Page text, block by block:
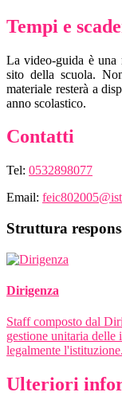
Tempi e
La video-guida è una
sito della scuola.
materiale resterà a
anno scolastico.
Contatti
Tel: 0532898077
Email:
Struttura
Dirigenza
Staff composto dal
gestione unitaria delle
legalmente l'istituzione.
Ulteriori